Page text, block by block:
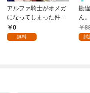
アルファ騎士がオメガ
になってしまった件～
最強α騎士団長の俺
が、世話焼きα部下か
0
無料
勘
ん
試